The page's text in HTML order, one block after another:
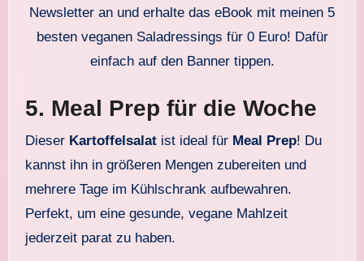
Newsletter an und erhalte das eBook mit meinen 5
besten veganen Saladressings für 0 Euro! Dafür
einfach auf den Banner tippen.
5. Meal Prep für die Woche
Dieser Kartoffelsalatist ideal für Meal Prep! Du
kannst ihn in größeren Mengen zubereiten und
mehrere Tage im Kühlschrank aufbewahren.
Perfekt, um eine gesunde, vegane Mahlzeit
jederzeit parat zu haben.